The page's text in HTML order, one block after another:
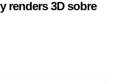
renders 3D sobre